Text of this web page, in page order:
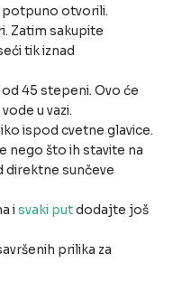
potpuno otvorili.
Zatim sakupite
tik iznad
45 stepeni. Ovo će
u vazi.
ispod cvetne glavice.
nego što ih stavite na
direktne sunčeve
isvaki putdodajte još
prilika za